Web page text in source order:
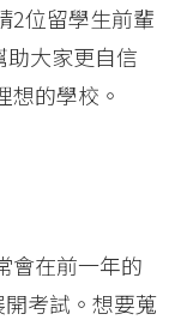
2位留學生前輩
助大家更自信
想的學校。
會在前一年的
考試。想要蒐